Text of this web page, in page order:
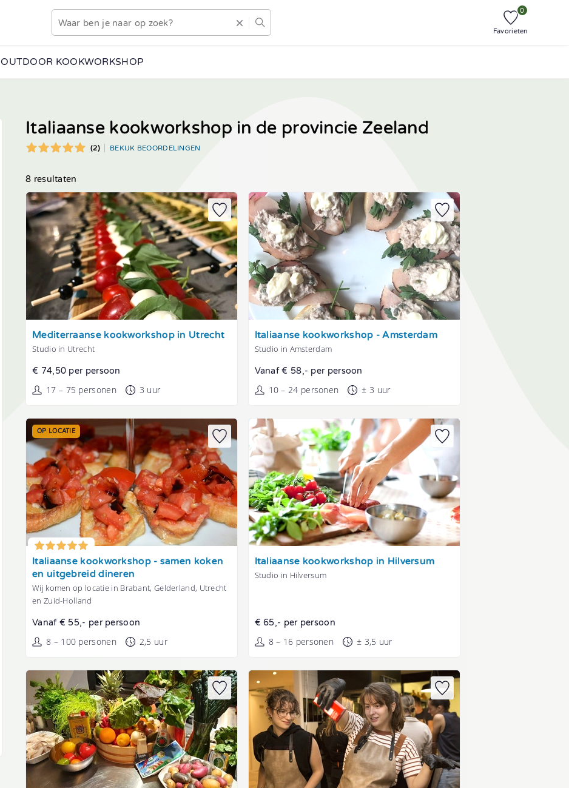
0
Favorieten
OUTDOOR KOOKWORKSHOP
Italiaanse kookworkshop in de provincie Zeeland
(2) BEKIJK BEOORDELINGEN
8 resultaten
Tonen
Mediterraanse kookworkshop in Utrecht
Studio in Utrecht
€ 74,50 per persoon
17 – 75 personen 3 uur
Tonen
Italiaanse kookworkshop - Amsterdam
Studio in Amsterdam
Vanaf € 58,- per persoon
10 – 24 personen ± 3 uur
Tonen
OP LOCATIE
Italiaanse kookworkshop - samen koken
en uitgebreid dineren
Wij komen op locatie in Brabant, Gelderland, Utrecht
en Zuid-Holland
Vanaf € 55,- per persoon
8 – 100 personen 2,5 uur
Tonen
Italiaanse kookworkshop in Hilversum
Studio in Hilversum
€ 65,- per persoon
8 – 16 personen ± 3,5 uur